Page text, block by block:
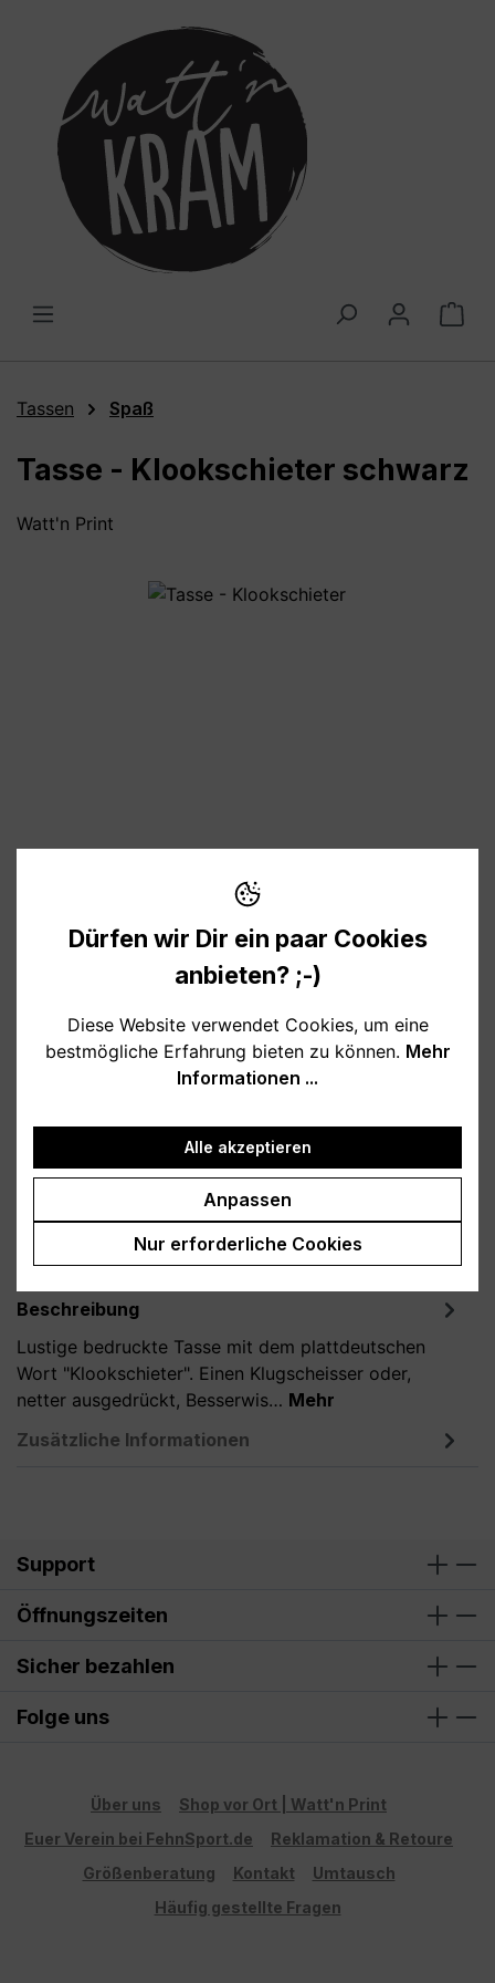
Tassen Spaß
Tasse - Klookschieter schwarz
Watt'n Print
Bildergalerie überspringen
Verfügbar, Lieferzeit: 1-3 Tage
Farbe
auswählen
schwarz
Produkt Anzahl: Gib den gewünschten
In den Warenkorb
Produktnummer:T800109-02
Beschreibung
Lustige bedruckte Tasse mit dem plattdeutschen
Wort "Klookschieter". Einen Klugscheisser oder,
netter ausgedrückt, Besserwis… Mehr
Zusätzliche Informationen
Support
Öffnungszeiten
Sicher bezahlen
Folge uns
Über uns
Shop vor Ort | Watt'n Print
Euer Verein bei FehnSport.de
Reklamation & Retoure
Größenberatung
Kontakt
Umtausch
Häufig gestellte Fragen
Dürfen wir Dir ein paar Cookies
anbieten? ;-)
Diese Website verwendet Cookies, um eine
bestmögliche Erfahrung bieten zu können. Mehr
Informationen ...
Alle akzeptieren
Anpassen
Nur erforderliche Cookies